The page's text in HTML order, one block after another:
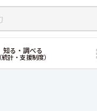
知る・調べる
（統計・支援制度）